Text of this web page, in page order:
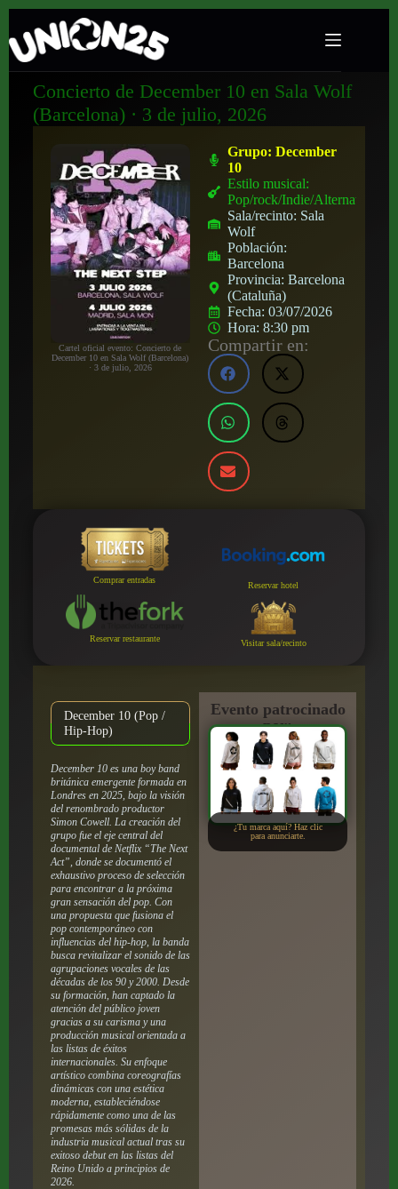
Concierto de December 10 en Sala Wolf
(Barcelona) · 3 de julio, 2026
Cartel oficial evento: Concierto de
December 10 en Sala Wolf (Barcelona)
· 3 de julio, 2026
Grupo:December
10
Estilo musical:
Pop/rock/Indie/Alternativo
Sala/recinto: Sala
Wolf
Población:
Barcelona
Provincia:Barcelona
(Cataluña)
Fecha:03/07/2026
Hora:8:30 pm
Compartir en:
Comprar entradas
Reservar hotel
Reservar restaurante Visitar sala/recinto
December 10 (Pop /
Hip-Hop)
December 10 es una boy band
británica emergente formada en
Londres en 2025, bajo la visión
del renombrado productor
Simon Cowell. La creación del
grupo fue el eje central del
documental de Netflix “The Next
Act”, donde se documentó el
exhaustivo proceso de selección
para encontrar a la próxima
gran sensación del pop. Con
una propuesta que fusiona el
pop contemporáneo con
influencias del hip-hop, la banda
busca revitalizar el sonido de las
agrupaciones vocales de las
décadas de los 90 y 2000. Desde
su formación, han captado la
atención del público joven
gracias a su carisma y una
producción musical orientada a
las listas de éxitos
internacionales. Su enfoque
artístico combina coreografías
dinámicas con una estética
moderna, estableciéndose
rápidamente como una de las
promesas más sólidas de la
industria musical actual tras su
exitoso debut en las listas del
Reino Unido a principios de
2026.
Evento patrocinado
por:
¿Tu marca aquí? Haz clic
para anunciarte.